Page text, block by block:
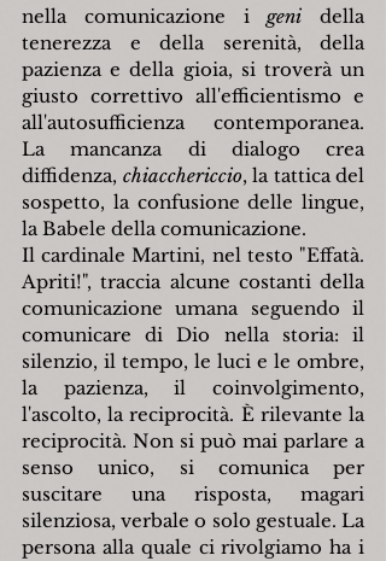
nella comunicazione i geni della
tenerezza e della serenità, della
pazienza e della gioia, si troverà un
giusto correttivo all'efficientismo e
all'autosufficienza contemporanea.
La mancanza di dialogo crea
diffidenza, chiacchericcio, la tattica del
sospetto, la confusione delle lingue,
la Babele della comunicazione.
Il cardinale Martini, nel testo "Effatà.
Apriti!", traccia alcune costanti della
comunicazione umana seguendo il
comunicare di Dio nella storia: il
silenzio, il tempo, le luci e le ombre,
la pazienza, il coinvolgimento,
l'ascolto, la reciprocità. È rilevante la
reciprocità. Non si può mai parlare a
senso unico, si comunica per
suscitare una risposta, magari
silenziosa, verbale o solo gestuale. La
persona alla quale ci rivolgiamo ha i